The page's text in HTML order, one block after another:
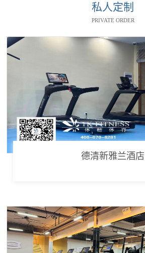
私人定制
PRIVATE ORDER
德清新雅兰酒店